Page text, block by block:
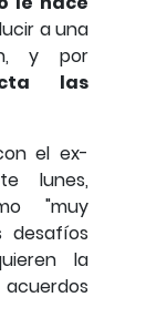
a una
y por
las
el ex-
lunes,
"muy
desafíos
la